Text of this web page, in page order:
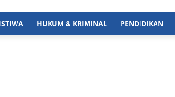
HUKUM & KRIMINAL PENDIDIKAN